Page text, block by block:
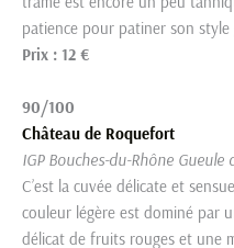
patience pour patiner son
Prix : 12 €
90/100
Château de Roquefort
IGP Bouches-du-Rhône Gueule
C’est la cuvée délicate et
couleur légère est dominé par
délicat de fruits rouges et une